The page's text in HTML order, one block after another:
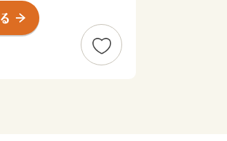
方、かめおか霧のテ
楽しみいただけま